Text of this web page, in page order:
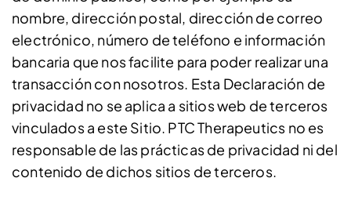
nombre, dirección postal, dirección de correo
electrónico, número de teléfono e información
bancaria que nos facilite para poder realizar una
transacción con nosotros. Esta Declaración de
privacidad no se aplica a sitios web de terceros
vinculados a este Sitio. PTC Therapeutics no es
responsable de las prácticas de privacidad ni del
contenido de dichos sitios de terceros.